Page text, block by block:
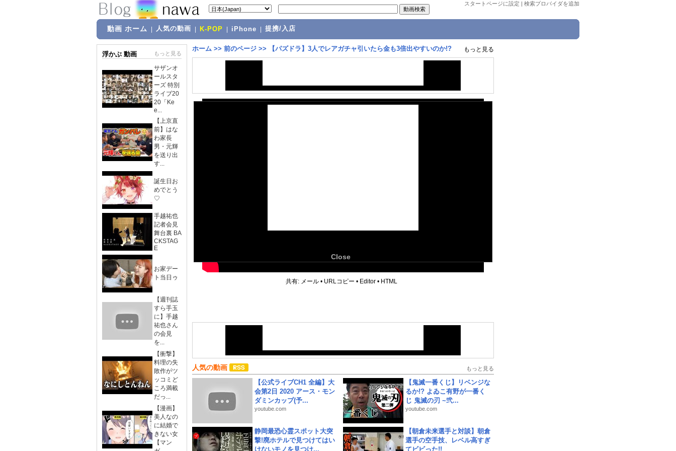
スタートページに設定 | 検索プロバイダを追加
動画 ホーム 人気の動画 K-POP iPhone 提携/入店
浮かぶ 動画 もっと見る
サザンオ
ールスタ
ーズ 特別
ライブ20
20「Ke
e...
【上京直
前】はな
わ家長
男・元輝
を送り出
す...
誕生日お
めでとう
♡
手越祐也
記者会見
舞台裏 BA
CKSTAG
E
お家デー
ト当日ゥ
【週刊誌
すら手玉
に】手越
祐也さん
の会見
を...
【衝撃】
料理の失
敗作がツ
ッコミど
ころ満載
だっ...
【漫画】
美人なの
に結婚で
きない女
【マン
ホーム >> 前のページ >> 【パズドラ】3人でレアガチャ引いたら金も3倍出やすいのか!? もっと見る
Close
共有: メール • URLコピー • Editor • HTML
人気の動画 もっと見る
【公式ライブCH1 全編】大
会第2日 2020 アース・モン
ダミンカップ(予...
youtube.com
【鬼滅一番くじ】リベンジな
るか!? よゐこ有野が一番く
じ 鬼滅の刃 ~弐...
youtube.com
静岡最恐心霊スポット大突
撃!廃ホテルで見つけてはい
けないモノを見つけ...
【朝倉未来選手と対談】朝倉
選手の空手技、レベル高すぎ
てビビった!!